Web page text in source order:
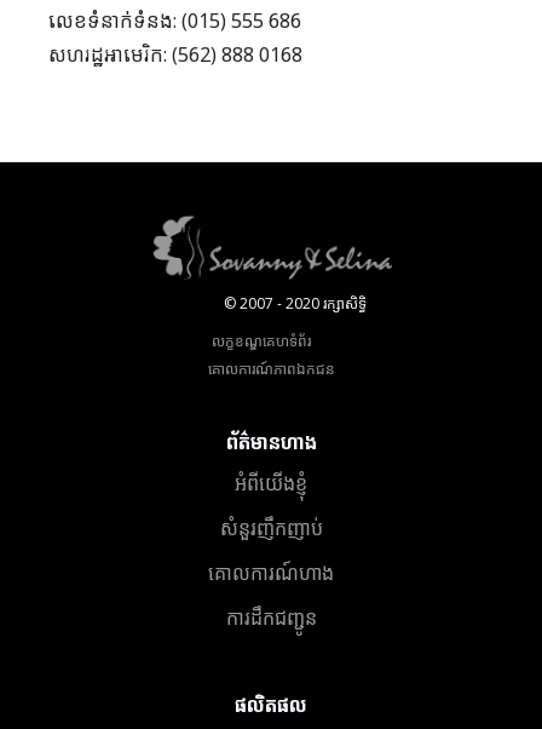
លេខទំនាក់ទំនង: (015) 555 686
សហរដ្ឋអាមេរិក: (562) 888 0168
© 2007 - 2020 រក្សាសិទ្ធិ
លក្ខខណ្ឌគេហទំព័រ
គោលការណ៍​ភាព​ឯកជន
ព័ត៌មានហាង
អំពីយើងខ្ញុំ
សំនួរញឹកញាប់
គោលការណ៍ហាង
ការដឹកជញ្ជូន
ផលិតផល